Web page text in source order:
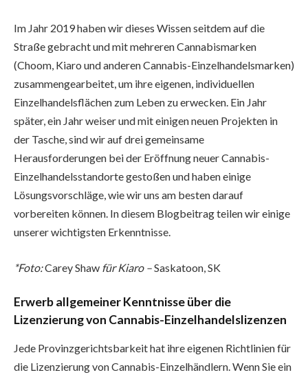
Im Jahr 2019 haben wir dieses Wissen seitdem auf die
Straße gebracht und mit mehreren Cannabismarken
(Choom, Kiaro und anderen Cannabis-Einzelhandelsmarken)
zusammengearbeitet, um ihre eigenen, individuellen
Einzelhandelsflächen zum Leben zu erwecken. Ein Jahr
später, ein Jahr weiser und mit einigen neuen Projekten in
der Tasche, sind wir auf drei gemeinsame
Herausforderungen bei der Eröffnung neuer Cannabis-
Einzelhandelsstandorte gestoßen und haben einige
Lösungsvorschläge, wie wir uns am besten darauf
vorbereiten können. In diesem Blogbeitrag teilen wir einige
unserer wichtigsten Erkenntnisse.
*Foto:Carey Shaw für Kiaro –Saskatoon, SK
Erwerb allgemeiner Kenntnisse über die
Lizenzierung von Cannabis-Einzelhandelslizenzen
Jede Provinzgerichtsbarkeit hat ihre eigenen Richtlinien für
die Lizenzierung von Cannabis-Einzelhändlern. Wenn Sie ein